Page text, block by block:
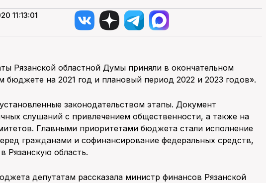
11:13:01
Рязанской областной Думы приняли в окончательном
бюджете на 2021 год и плановый период 2022 и 2023 годов».
законодательством этапы. Документ
слушаний с привлечением общественности, а также на
Главными приоритетами бюджета стали исполнение
гражданами и софинансирование федеральных средств,
Рязанскую область.
депутатам рассказала министр финансов Рязанской